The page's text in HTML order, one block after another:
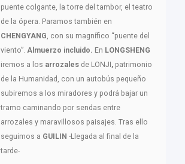
puente colgante, la torre del tambor, el teatro
de la ópera. Paramos también en
CHENGYANG, con su magnífico “puente del
viento”. Almuerzo incluido. En LONGSHENG
iremos a los arrozales de LONJI , patrimonio
de la Humanidad, con un autobús pequeño
subiremos a los miradores y podrá bajar un
tramo caminando por sendas entre
arrozales y maravillosos paisajes. Tras ello
seguimos a GUILIN -Llegada al final de la
tarde-